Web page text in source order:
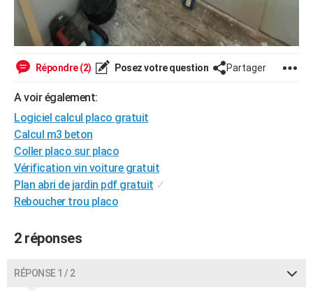
Répondre (2) Posez votre question Partager
A voir également:
Logiciel calcul placo gratuit
Calcul m3 beton
Coller placo sur placo
Vérification vin voiture gratuit
Plan abri de jardin pdf gratuit ✓
Reboucher trou placo
2 réponses
RÉPONSE 1 / 2